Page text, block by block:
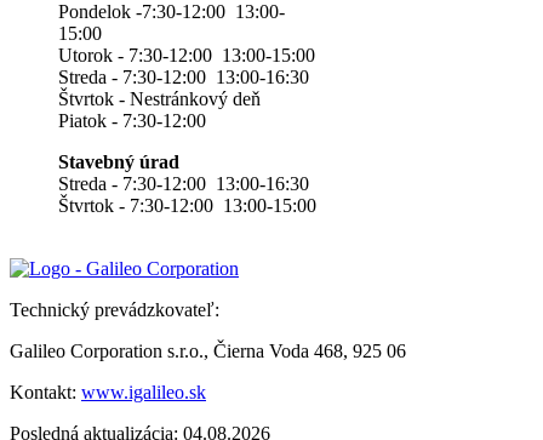
Pondelok -7:30-12:00 13:00-
15:00
Utorok - 7:30-12:00 13:00-15:00
Streda - 7:30-12:00 13:00-16:30
Štvrtok - Nestránkový deň
Piatok - 7:30-12:00
Stavebný úrad
Streda - 7:30-12:00 13:00-16:30
Štvrtok - 7:30-12:00 13:00-15:00
Technický prevádzkovateľ:
Galileo Corporation s.r.o., Čierna Voda 468, 925 06
Kontakt: www.igalileo.sk
Posledná aktualizácia: 04.08.2026